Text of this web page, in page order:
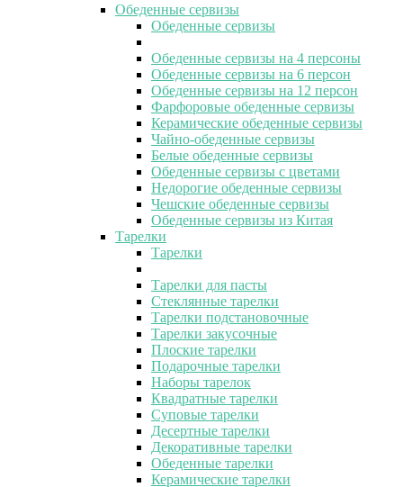
Обеденные сервизы
Обеденные сервизы
Обеденные сервизы на 4 персоны
Обеденные сервизы на 6 персон
Обеденные сервизы на 12 персон
Фарфоровые обеденные сервизы
Керамические обеденные сервизы
Чайно-обеденные сервизы
Белые обеденные сервизы
Обеденные сервизы с цветами
Недорогие обеденные сервизы
Чешские обеденные сервизы
Обеденные сервизы из Китая
Тарелки
Тарелки
Тарелки для пасты
Стеклянные тарелки
Тарелки подстановочные
Тарелки закусочные
Плоские тарелки
Подарочные тарелки
Наборы тарелок
Квадратные тарелки
Суповые тарелки
Десертные тарелки
Декоративные тарелки
Обеденные тарелки
Керамические тарелки